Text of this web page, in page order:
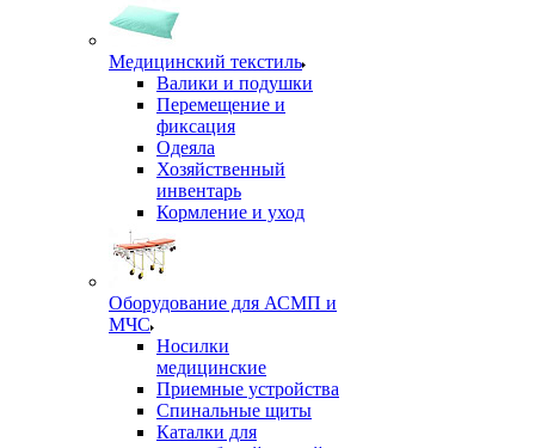
Медицинский текстиль
Валики и подушки
Перемещение и
фиксация
Одеяла
Хозяйственный
инвентарь
Кормление и уход
Оборудование для АСМП и
МЧС
Носилки
медицинские
Приемные устройства
Спинальные щиты
Каталки для